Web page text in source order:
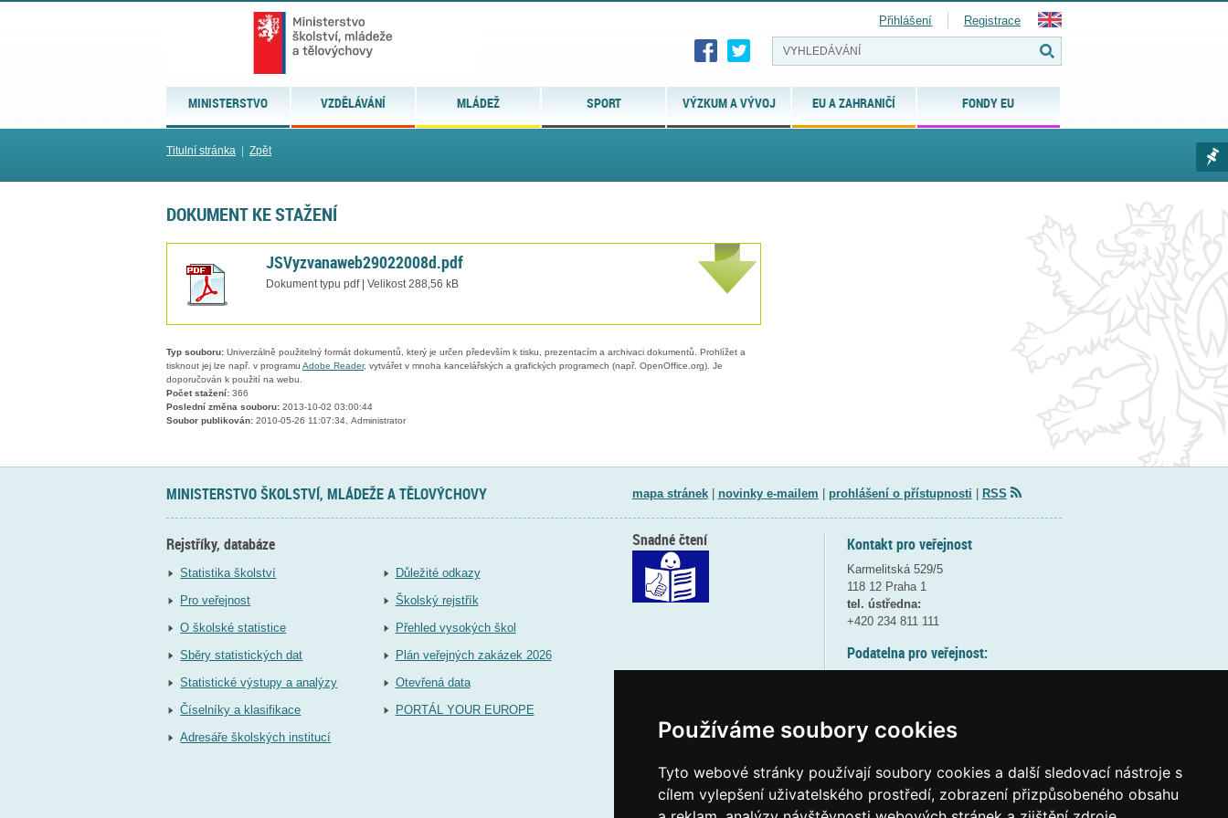
Používáme soubory cookies
Tyto webové stránky používají soubory cookies a další sledovací nástroje s
cílem vylepšení uživatelského prostředí, zobrazení přizpůsobeného obsahu
MINISTERSTVO VZDĚLÁVÁNÍ MLÁDEŽ SPORT VÝZKUM A VÝVOJ EU A ZAHRANIČÍ FONDY EU
Přihlášení Registrace
Titulní stránka Zpět
DOKUMENT KE STAŽENÍ
JSVyzvanaweb29022008d.pdf
Dokument typu pdf | Velikost 288,56 kB
Typ souboru: Univerzálně použitelný formát dokumentů, který je určen především k tisku, prezentacím a archivaci dokumentů. Prohlížet a
tisknout jej lze např. v programu Adobe Reader, vytvářet v mnoha kancelářských a grafických programech (např. OpenOffice.org). Je
doporučován k použití na webu.
Počet stažení: 366
Poslední změna souboru: 2013-10-02 03:00:44
Soubor publikován: 2010-05-26 11:07:34, Administrator
MINISTERSTVO ŠKOLSTVÍ, MLÁDEŽE A TĚLOVÝCHOVY mapa stránek| novinky e-mailem prohlášení o přístupnosti RSS
Rejstříky, databáze
Statistika školství
Pro veřejnost
O školské statistice
Sběry statistických dat
Statistické výstupy a analýzy
Číselníky a klasifikace
Adresáře školských institucí
Důležité odkazy
Školský rejstřík
Přehled vysokých škol
Plán veřejných zakázek 2026
Otevřená data
PORTÁL YOUR EUROPE
Kontakt pro veřejnost
Karmelitská 529/5
118 12 Praha 1
tel. ústředna:
+420 234 811 111
Podatelna pro veřejnost:
(více informací
Elektronická podatelna:
Snadné čtení